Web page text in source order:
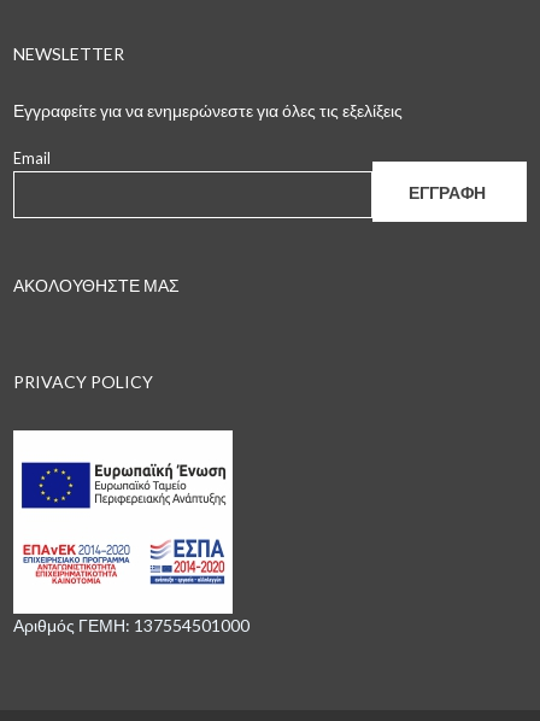
NEWSLETTER
Εγγραφείτε για να ενημερώνεστε για όλες τις εξελίξεις
Email
ΑΚΟΛΟΥΘΗΣΤΕ ΜΑΣ
PRIVACY POLICY
Αριθμός ΓΕΜΗ: 137554501000